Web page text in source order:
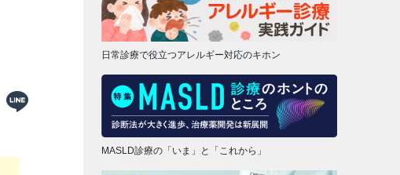
日常診療で役立つアレルギー対応のキホン
MASLD診療の「いま」と「これから」